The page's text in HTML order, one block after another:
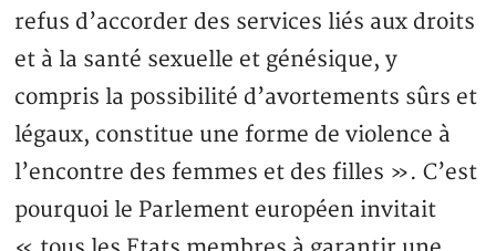
refus d’accorder des services liés aux droits
et à la santé sexuelle et génésique, y
compris la possibilité d’avortements sûrs et
légaux, constitue une forme de violence à
l’encontre des femmes et des filles ». C’est
pourquoi le Parlement européen invitait